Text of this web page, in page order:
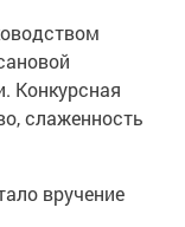
Конкурсная
слаженность
вручение